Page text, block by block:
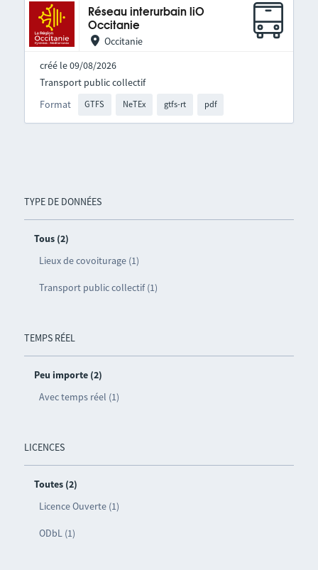
TYPE DE DONNÉES
Tous (2)
Lieux de covoiturage (1)
Transport public collectif (1)
TEMPS RÉEL
Peu importe (2)
Avec temps réel (1)
LICENCES
Toutes (2)
Licence Ouverte (1)
ODbL (1)
Réseau interurbain liO
Occitanie
Occitanie
créé le 09/08/2026
Format GTFS NeTEx gtfs-rt pdf
Transport public collectif